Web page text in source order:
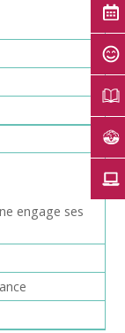
engage ses